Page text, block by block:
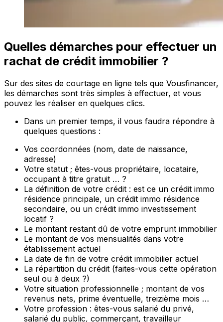
Quelles démarches pour effectuer un
rachat de crédit immobilier ?
Sur des sites de courtage en ligne tels que Vousfinancer,
les démarches sont très simples à effectuer, et vous
pouvez les réaliser en quelques clics.
Dans un premier temps, il vous faudra répondre à
quelques questions :
Vos coordonnées (nom, date de naissance,
adresse)
Votre statut ; êtes-vous propriétaire, locataire,
occupant à titre gratuit … ?
La définition de votre crédit : est ce un crédit immo
résidence principale, un crédit immo résidence
secondaire, ou un crédit immo investissement
locatif ?
Le montant restant dû de votre emprunt immobilier
Le montant de vos mensualités dans votre
établissement actuel
La date de fin de votre crédit immobilier actuel
La répartition du crédit (faites-vous cette opération
seul ou à deux ?)
Votre situation professionnelle ; montant de vos
revenus nets, prime éventuelle, treizième mois …
Votre profession : êtes-vous salarié du privé,
salarié du public, commerçant, travailleur